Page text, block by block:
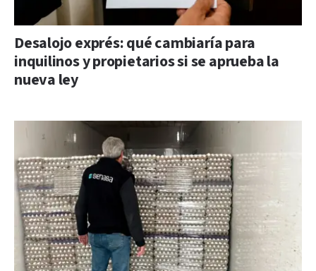
Desalojo exprés: qué cambiaría para
inquilinos y propietarios si se aprueba la
nueva ley